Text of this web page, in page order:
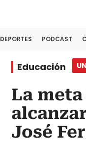
DEPORTES PODCAST
Educación
La
José